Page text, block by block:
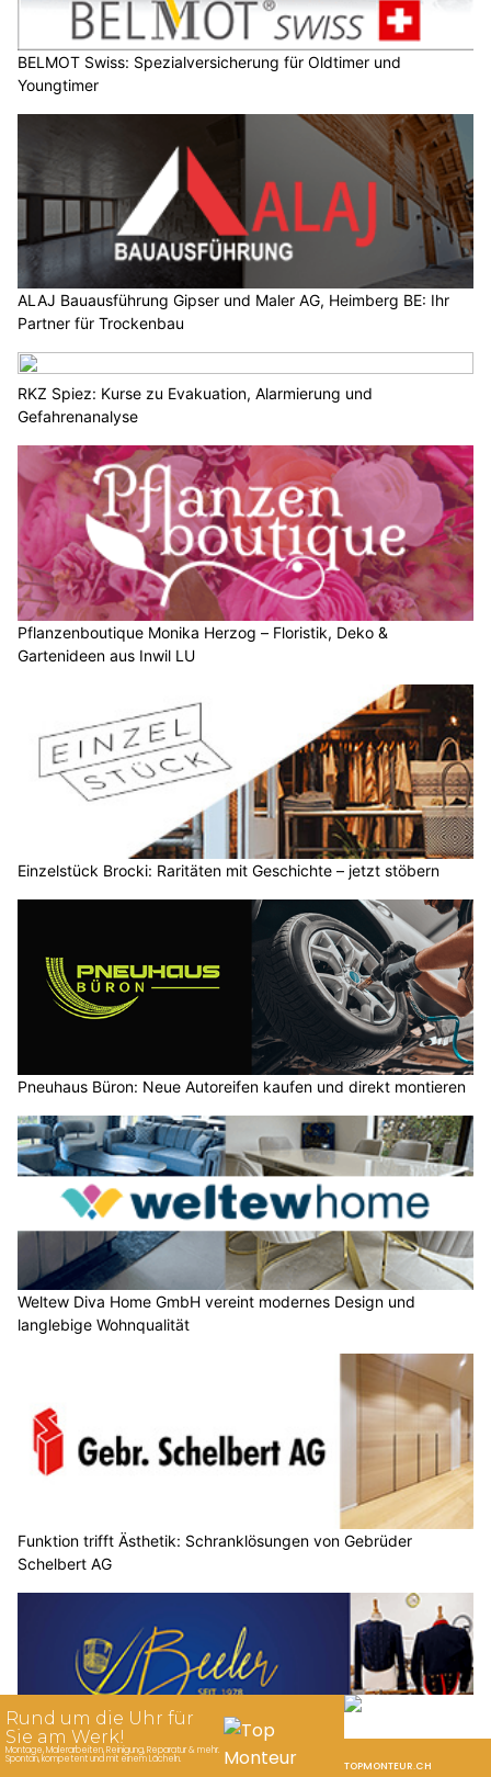
BELMOT Swiss: Spezialversicherung für Oldtimer und
Youngtimer
ALAJ Bauausführung Gipser und Maler AG, Heimberg BE: Ihr
Partner für Trockenbau
RKZ Spiez: Kurse zu Evakuation, Alarmierung und
Gefahrenanalyse
Pflanzenboutique Monika Herzog – Floristik, Deko &
Gartenideen aus Inwil LU
Einzelstück Brocki: Raritäten mit Geschichte – jetzt stöbern
Pneuhaus Büron: Neue Autoreifen kaufen und direkt montieren
Weltew Diva Home GmbH vereint modernes Design und
langlebige Wohnqualität
Funktion trifft Ästhetik: Schranklösungen von Gebrüder
Schelbert AG